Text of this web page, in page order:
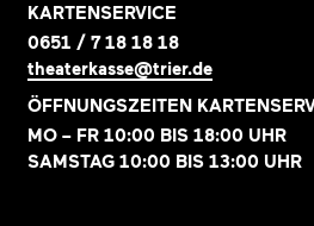
KARTENSERVICE
0651 / 7 18 18 18
theaterkasse@trier.de
ÖFFNUNGSZEITEN
MO – FR 10:00 BIS 18:00 UHR
SAMSTAG 10:00 BIS 13:00 UHR